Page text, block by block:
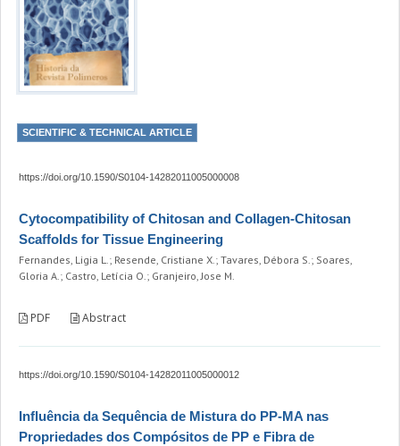
SCIENTIFIC & TECHNICAL ARTICLE
https://doi.org/10.1590/S0104-14282011005000008
Cytocompatibility of Chitosan and Collagen-Chitosan
Scaffolds for Tissue Engineering
Fernandes, Ligia L.; Resende, Cristiane X.; Tavares, Débora S.; Soares,
Gloria A.; Castro, Letícia O.; Granjeiro, Jose M.
PDF Abstract
https://doi.org/10.1590/S0104-14282011005000012
Influência da Sequência de Mistura do PP-MA nas
Propriedades dos Compósitos de PP e Fibra de